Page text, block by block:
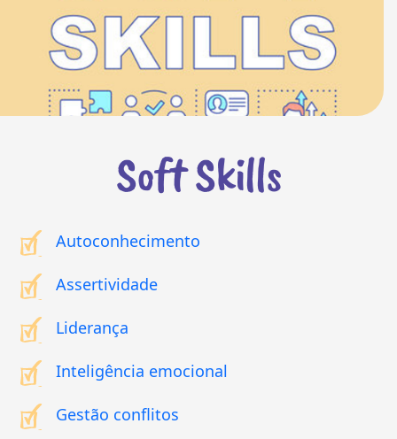
Soft Skills
Autoconhecimento
Assertividade
Liderança
Inteligência emocional
Gestão conflitos